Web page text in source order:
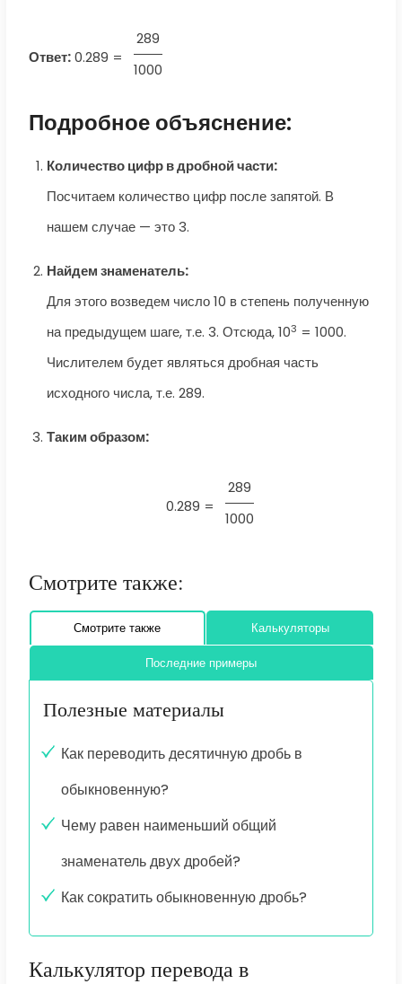
Ответ: 0.289 =
289
1000
Подробное объяснение:
Количество цифр в дробной части:
Посчитаем количество цифр после запятой. В
нашем случае — это 3.
Найдем знаменатель:
Для этого возведем число 10 в степень полученную
на предыдущем шаге, т.е. 3. Отсюда, 103 = 1000.
Числителем будет являться дробная часть
исходного числа, т.е. 289.
Таким образом:
0.289 =
289
1000
Смотрите также:
Смотрите также Калькуляторы
Последние примеры
Полезные материалы
Как переводить десятичную дробь в
обыкновенную?
Чему равен наименьший общий
знаменатель двух дробей?
Как сократить обыкновенную дробь?
Калькулятор перевода в